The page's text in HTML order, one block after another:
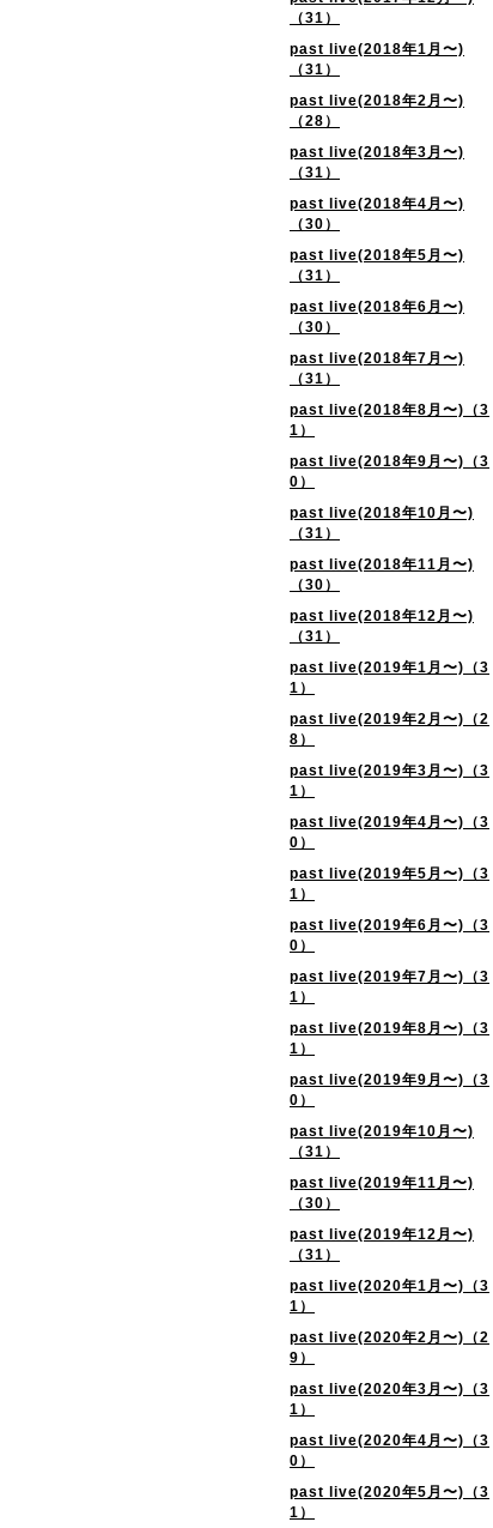
（31）
past live(2018年1月〜)
（31）
past live(2018年2月〜)
（28）
past live(2018年3月〜)
（31）
past live(2018年4月〜)
（30）
past live(2018年5月〜)
（31）
past live(2018年6月〜)
（30）
past live(2018年7月〜)
（31）
past live(2018年8月〜)（3
1）
past live(2018年9月〜)（3
0）
past live(2018年10月〜)
（31）
past live(2018年11月〜)
（30）
past live(2018年12月〜)
（31）
past live(2019年1月〜)（3
1）
past live(2019年2月〜)（2
8）
past live(2019年3月〜)（3
1）
past live(2019年4月〜)（3
0）
past live(2019年5月〜)（3
1）
past live(2019年6月〜)（3
0）
past live(2019年7月〜)（3
1）
past live(2019年8月〜)（3
1）
past live(2019年9月〜)（3
0）
past live(2019年10月〜)
（31）
past live(2019年11月〜)
（30）
past live(2019年12月〜)
（31）
past live(2020年1月〜)（3
1）
past live(2020年2月〜)（2
9）
past live(2020年3月〜)（3
1）
past live(2020年4月〜)（3
0）
past live(2020年5月〜)（3
1）